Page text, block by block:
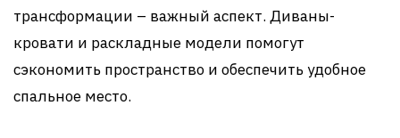
трансформации – важный аспект. Диваны-
кровати и раскладные модели помогут
сэкономить пространство и обеспечить удобное
спальное место.